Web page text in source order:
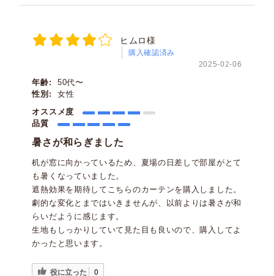
ヒムロ様
購入確認済み
2025-02-06
年齢:
50代〜
性別:
女性
オススメ度
品質
暑さが和らぎました
机が窓に向かっているため、夏場の日差しで部屋がとて
も暑くなっていました。
遮熱効果を期待してこちらのカーテンを購入しました。
劇的な変化とまではいきませんが、以前よりは暑さが和
らいだように感じます。
生地もしっかりしていて見た目も良いので、購入してよ
かったと思います。
役に立った 0